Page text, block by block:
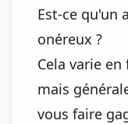
Est-ce qu'un
onéreux ?
Cela varie
mais
vous faire